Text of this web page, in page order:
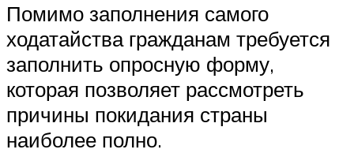
Помимо заполнения самого
ходатайства гражданам требуется
заполнить опросную форму,
которая позволяет рассмотреть
причины покидания страны
наиболее полно.